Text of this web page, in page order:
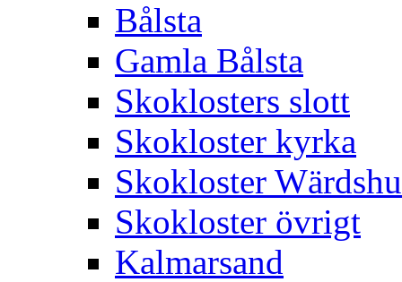
Bålsta
Gamla Bålsta
Skoklosters slott
Skokloster kyrka
Skokloster
Skokloster övrigt
Kalmarsand